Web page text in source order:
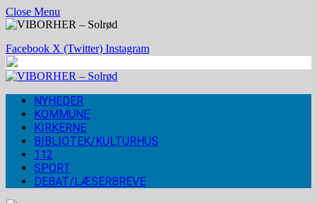
Close Menu
Facebook X (Twitter) Instagram
NYHEDER
KOMMUNE
KIRKERNE
BIBLIOTEK/KULTURHUS
112
SPORT
DEBAT/LÆSERBREVE